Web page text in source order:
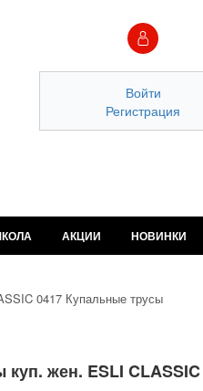
Войти
Регистрация
АКЦИИ НОВИНКИ
0417 Купальные трусы
куп. жен. ESLI